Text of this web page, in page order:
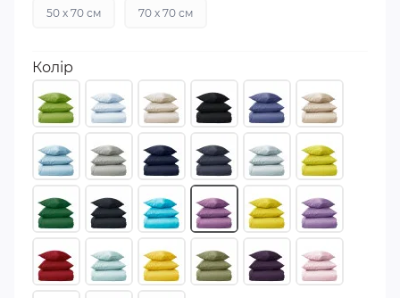
50 х 70 см 70 х 70 см
Колір